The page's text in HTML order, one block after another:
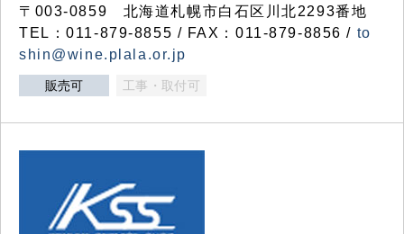
〒003-0859 北海道札幌市白石区川北2293番地
TEL：011-879-8855 / FAX：011-879-8856 / to
shin@wine.plala.or.jp
販売可 工事・取付可